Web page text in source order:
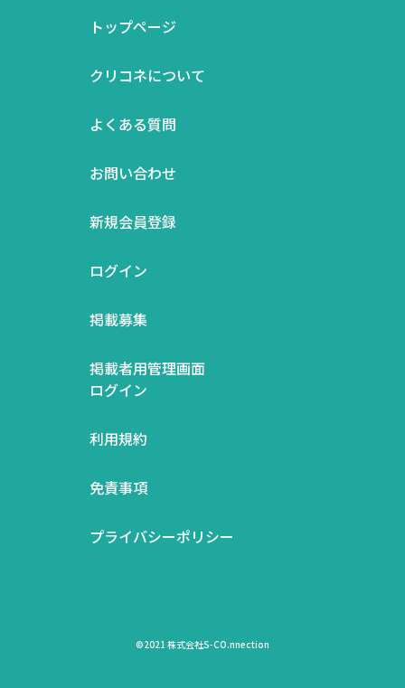
トップページ
クリコネについて
よくある質問
お問い合わせ
新規会員登録
ログイン
掲載募集
掲載者用管理画面
ログイン
利用規約
免責事項
プライバシーポリシー
©2021 株式会社S-CO.nnection